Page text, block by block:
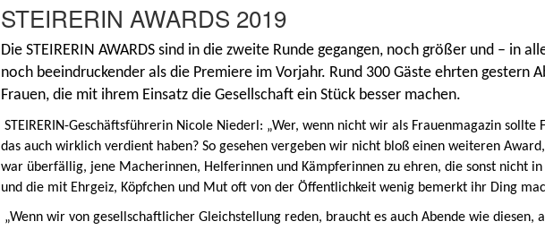
STEIRERIN AWARDS 2019
Die STEIRERIN AWARDS sind in die zweite Runde gegangen, noch größer und – in
noch beeindruckender als die Premiere im Vorjahr. Rund 300 Gäste ehrten gestern
Frauen, die mit ihrem Einsatz die Gesellschaft ein Stück besser machen.
STEIRERIN-Geschäftsführerin Nicole Niederl: „Wer, wenn nicht wir als Frauenmagazin sollte
das auch wirklich verdient haben? So gesehen vergeben wir nicht bloß einen weiteren
war überfällig, jene Macherinnen, Helferinnen und Kämpferinnen zu ehren, die sonst nicht
und die mit Ehrgeiz, Köpfchen und Mut oft von der Öffentlichkeit wenig bemerkt ihr Ding
„Wenn wir von gesellschaftlicher Gleichstellung reden, braucht es auch Abende wie diesen,